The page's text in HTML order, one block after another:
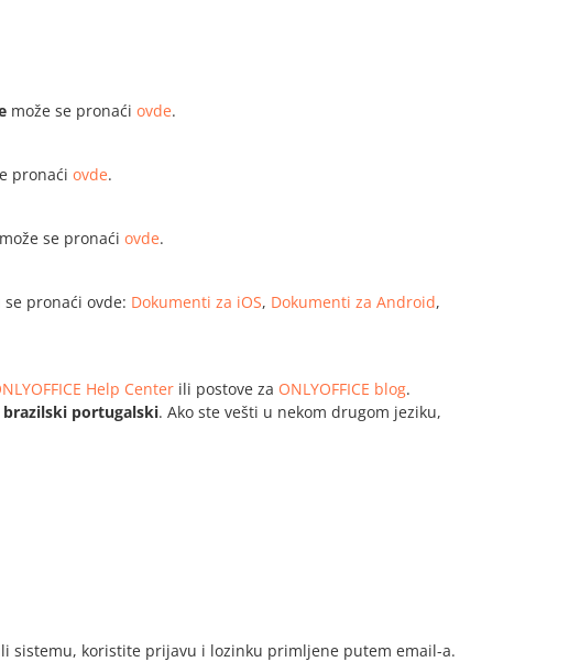
može se pronaći ovde.
pronaći ovde.
može se pronaći ovde.
pronaći ovde: Dokumenti za iOS, Dokumenti za Android,
Help Center ili postove za ONLYOFFICE blog.
brazilski portugalski. Ako ste vešti u nekom drugom jeziku,
sistemu, koristite prijavu i lozinku primljene putem email-a.